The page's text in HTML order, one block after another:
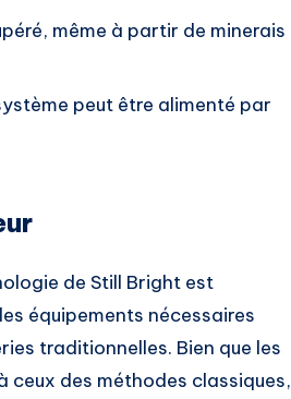
même à partir de minerais
peut être alimenté par
de Still Bright est
équipements nécessaires
traditionnelles. Bien que les
ceux des méthodes classiques,